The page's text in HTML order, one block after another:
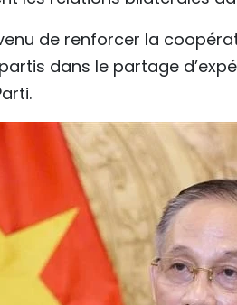
de renforcer la
dans le partage